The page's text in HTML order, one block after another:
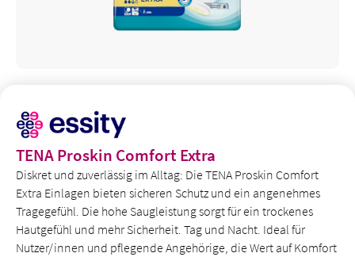
TENA Proskin Comfort Extra
Diskret und zuverlässig im Alltag: Die TENA Proskin Comfort
Extra Einlagen bieten sicheren Schutz und ein angenehmes
Tragegefühl. Die hohe Saugleistung sorgt für ein trockenes
Hautgefühl und mehr Sicherheit. Tag und Nacht. Ideal für
Nutzer/innen und pflegende Angehörige, die Wert auf Komfort